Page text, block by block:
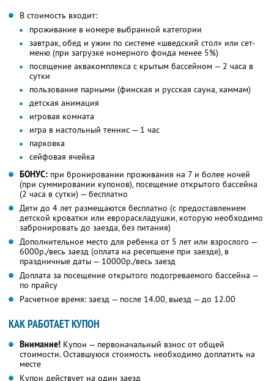
В стоимость входит:
проживание в номере выбранной категории
завтрак, обед и ужин по системе «шведский стол» или сет-
меню (при загрузке номерного фонда менее 5%)
посещение аквакомплекса с крытым бассейном — 2 часа в
сутки
пользование парными (финская и русская сауна, хаммам)
детская анимация
игровая комната
игра в настольный теннис — 1 час
парковка
сейфовая ячейка
БОНУС: при бронировании проживания на 7 и более ночей
(при суммировании купонов), посещение открытого бассейна
(2 часа в сутки) — бесплатно
Дети до 4 лет размещаются бесплатно (с предоставлением
детской кроватки или еврораскладушки, которую необходимо
забронировать до заезда, без питания)
Дополнительное место для ребенка от 5 лет или взрослого —
6000р./весь заезд (оплата на ресепшене при заезде), в
праздничные даты — 10000р./весь заезд
Доплата за посещение открытого подогреваемого бассейна —
по прайсу
Расчетное время: заезд — после 14.00, выезд — до 12.00
КАК РАБОТАЕТ КУПОН
Внимание! Купон — первоначальный взнос от общей
стоимости. Оставшуюся стоимость необходимо доплатить на
месте
Купон действует на один заезд